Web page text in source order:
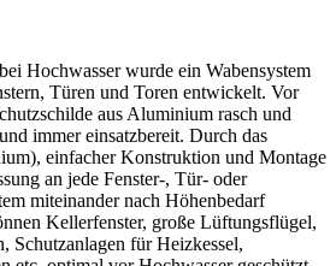
Hochwasser wurde ein Wabensystem
Türen und Toren entwickelt. Vor
aus Aluminium rasch und
immer einsatzbereit. Durch das
einfacher Konstruktion und Montage
an jede Fenster-, Tür- oder
miteinander nach Höhenbedarf
Kellerfenster, große Lüftungsflügel,
Schutzanlagen für Heizkessel,